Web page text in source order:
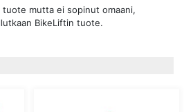
tuote mutta ei sopinut omaani,
BikeLiftin tuote.